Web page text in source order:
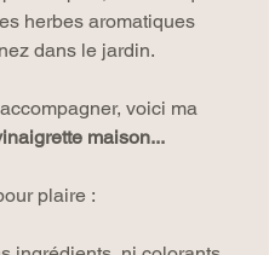
herbes aromatiques
dans le jardin.
voici ma
maison...
plaire :